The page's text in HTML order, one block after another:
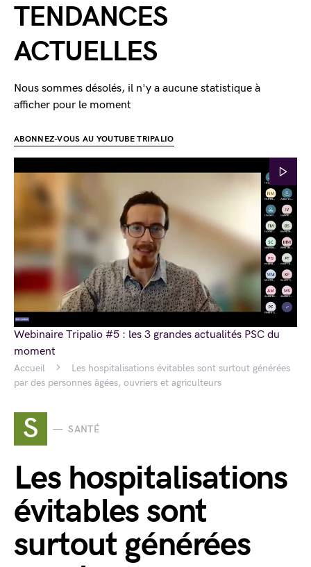
Accueil
Les hospitalisations évitables sont surtout générées
par des personnes âgées, ouvriers et agriculteurs
S SANTÉ
Les hospitalisations
évitables sont
surtout générées
TENDANCES
ACTUELLES
Nous sommes désolés, il n'y a aucune statistique à
afficher pour le moment
ABONNEZ-VOUS AU YOUTUBE TRIPALIO
Webinaire Tripalio #5 : les 3 grandes actualités PSC du
moment